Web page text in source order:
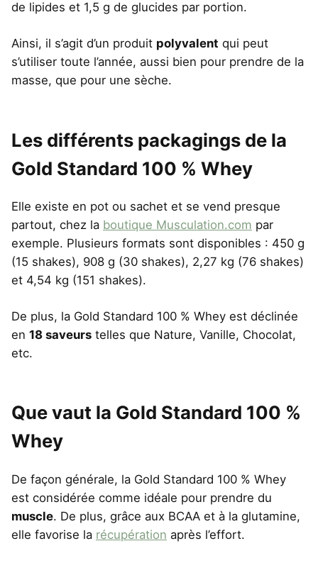
de lipides et 1,5 g de glucides par portion.
Ainsi, il s’agit d’un produit polyvalent qui peut
s’utiliser toute l’année, aussi bien pour prendre de la
masse, que pour une sèche.
Les différents packagings de la
Gold Standard 100 % Whey
Elle existe en pot ou sachet et se vend presque
partout, chez la boutique Musculation.com par
exemple. Plusieurs formats sont disponibles : 450 g
(15 shakes), 908 g (30 shakes), 2,27 kg (76 shakes)
et 4,54 kg (151 shakes).
De plus, la Gold Standard 100 % Whey est déclinée
en 18 saveurs telles que Nature, Vanille, Chocolat,
etc.
Que vaut la Gold Standard 100 %
Whey
De façon générale, la Gold Standard 100 % Whey
est considérée comme idéale pour prendre du
muscle. De plus, grâce aux BCAA et à la glutamine,
elle favorise la récupération après l’effort.